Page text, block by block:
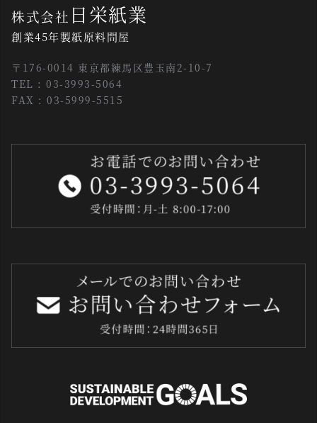
株式会社 日栄紙業
創業45年製紙原料問屋
〒176-0014 東京都練馬区豊玉南2-10-7
TEL : 03-3993-5064
FAX : 03-5999-5515